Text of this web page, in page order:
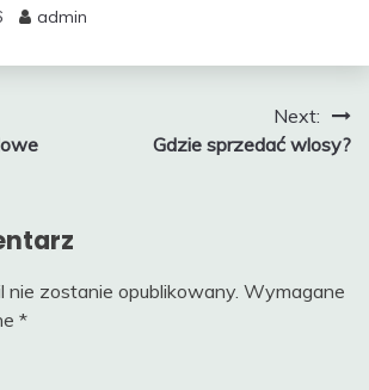
admin
Next:
Gdzie sprzedać wlosy?
nie zostanie opublikowany. Wymagane
*